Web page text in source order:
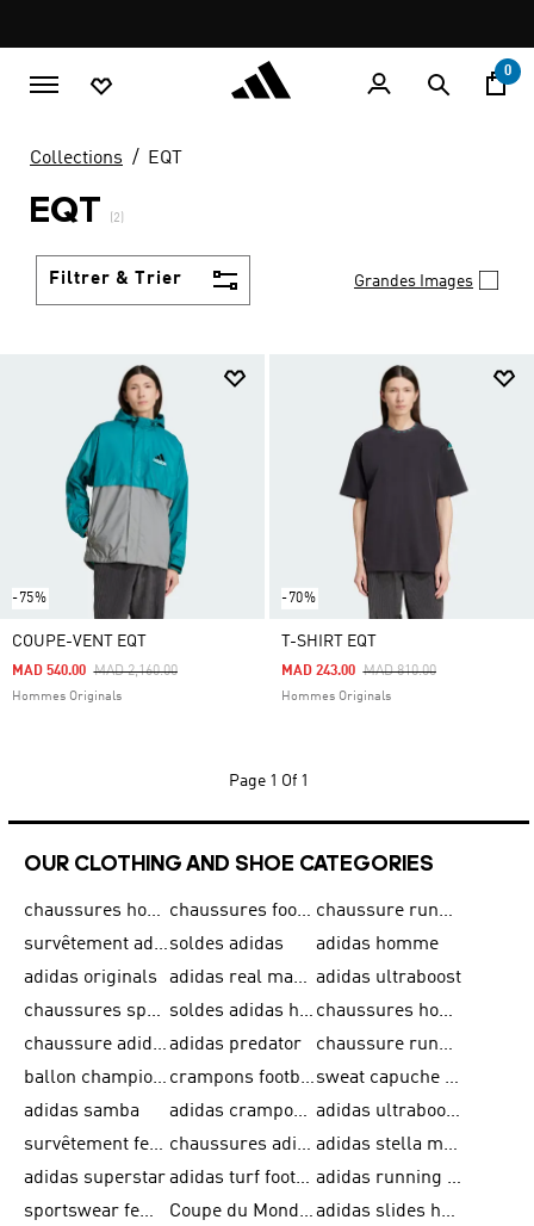
promotion
rotation
0
Collections EQT
EQT (2)
Filtrer & Trier Grandes Images
-75%
COUPE-VENT EQT
Price Reduced From
MAD 2,160.00To
MAD 540.00
Hommes Originals
-70%
T-SHIRT EQT
Price Reduced From
MAD 810.00To
MAD 243.00
Hommes Originals
Page 1 Of 1
OUR CLOTHING AND SHOE CATEGORIES
chaussures homme adidas original chaussures football adidas
chaussure running homme
survêtement adidas hommesoldes adidas
adidas homme
adidas originals
adidas real madrid adidas ultraboost
chaussures sport adidas
soldes adidas homme
chaussures homme adidas
chaussure adidas original adidas predator
chaussure running adidas femme
ballon champions league
crampons football adidas en promotion
sweat capuche adidas
adidas samba
adidas crampon terrain ferme
adidas ultraboost homme
survêtement femme adidas
chaussures adidas femme soldes
adidas stella mccartney
adidas superstar
adidas turf football shoes
adidas running adizero
sportswear femme
Coupe du Monde de la FIFA 26™
adidas slides homme